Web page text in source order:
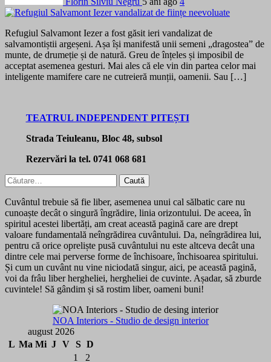
Refugiul Salvamont Iezer a fost găsit ieri vandalizat de
salvamontiștii argeșeni. Așa își manifestă unii semeni „dragostea” de
munte, de drumeție și de natură. Greu de înțeles și imposibil de
acceptat asemenea gesturi. Mai ales că ele vin din partea celor mai
inteligente mamifere care ne cutreieră munții, oamenii. Sau […]
TEATRUL INDEPENDENT PITEȘTI
Strada Teiuleanu, Bloc 48, subsol
Rezervări la tel. 0741 068 681
Caută
după:
Cuvântul trebuie să fie liber, asemenea unui cal sălbatic care nu
cunoaște decât o singură îngrădire, linia orizontului. De aceea, în
spiritul acestei libertăți, am creat această pagină care are drept
valoare fundamentală neîngrădirea cuvântului. Da, neîngrădirea lui,
pentru că orice opreliște pusă cuvântului nu este altceva decât una
dintre cele mai perverse forme de închisoare, închisoarea spiritului.
Și cum un cuvânt nu vine niciodată singur, aici, pe această pagină,
voi da frâu liber hergheliei, hergheliei de cuvinte. Așadar, să zburde
cuvintele! Să gândim și să rostim liber, oameni buni!
NOA Interiors - Studio de design interior
august 2026
L Ma Mi J V S D
1
2